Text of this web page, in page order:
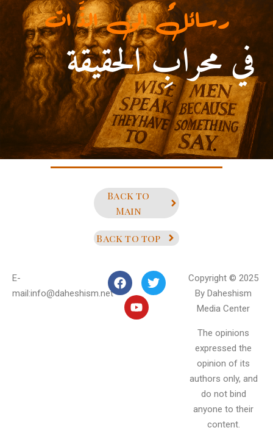
في محرابِ الحقيقة
علي بن أبي طالب)
رسائلٌ الى الذَّ ات
Back to
Main
Back to top
E-
mail:info@daheshism.net
Copyright © 2025
By Daheshism
Media Center
The opinions
expressed the
opinion of its
authors only, and
do not bind
anyone to their
content.